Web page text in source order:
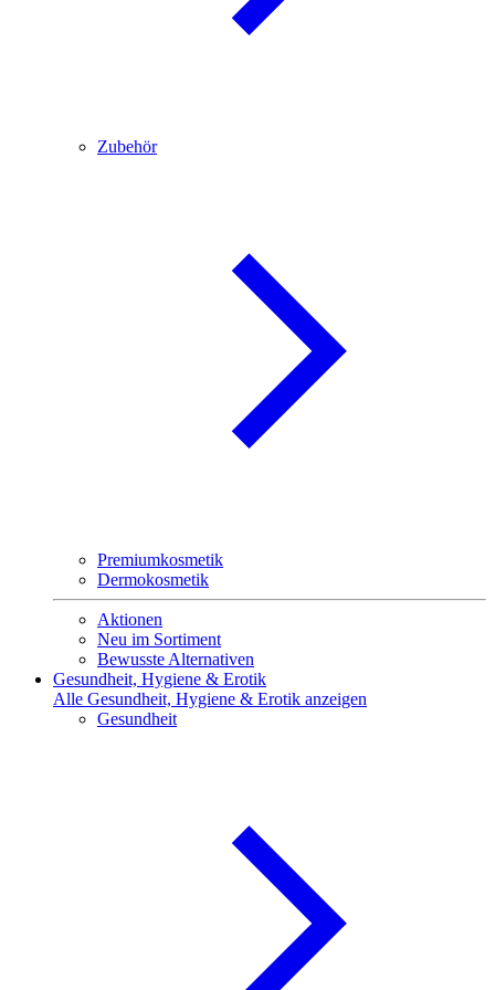
Zubehör
Premiumkosmetik
Dermokosmetik
Aktionen
Neu im Sortiment
Bewusste Alternativen
Gesundheit, Hygiene & Erotik
Alle Gesundheit, Hygiene & Erotik anzeigen
Gesundheit